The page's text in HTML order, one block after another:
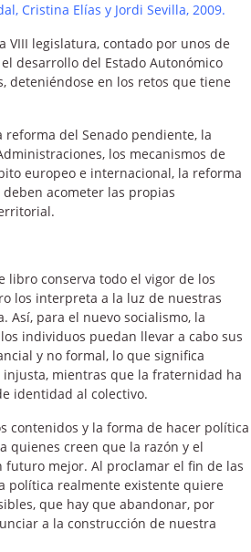
Cristina Elías y Jordi Sevilla, 2009.
legislatura, contado por unos de
desarrollo del Estado Autonómico
deteniéndose en los retos que tiene
del Senado pendiente, la
los mecanismos de
europeo e internacional, la reforma
acometer las propias
libro conserva todo el vigor de los
los interpreta a la luz de nuestras
Así, para el nuevo socialismo, la
individuos puedan llevar a cabo sus
y no formal, lo que significa
mientras que la fraternidad ha
identidad al colectivo.
contenidos y la forma de hacer política
quienes creen que la razón y el
mejor. Al proclamar el fin de las
política realmente existente quiere
que hay que abandonar, por
a la construcción de nuestra